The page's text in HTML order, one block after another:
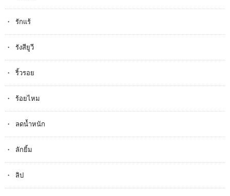
รักแร้
รังสียูวี
ริ้วรอย
ร้อยไหม
ลดน้ำหนัก
ลักยิ้ม
ลิป